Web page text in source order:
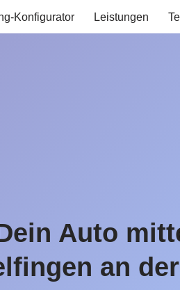
Konfigurator Leistungen
Auto
an